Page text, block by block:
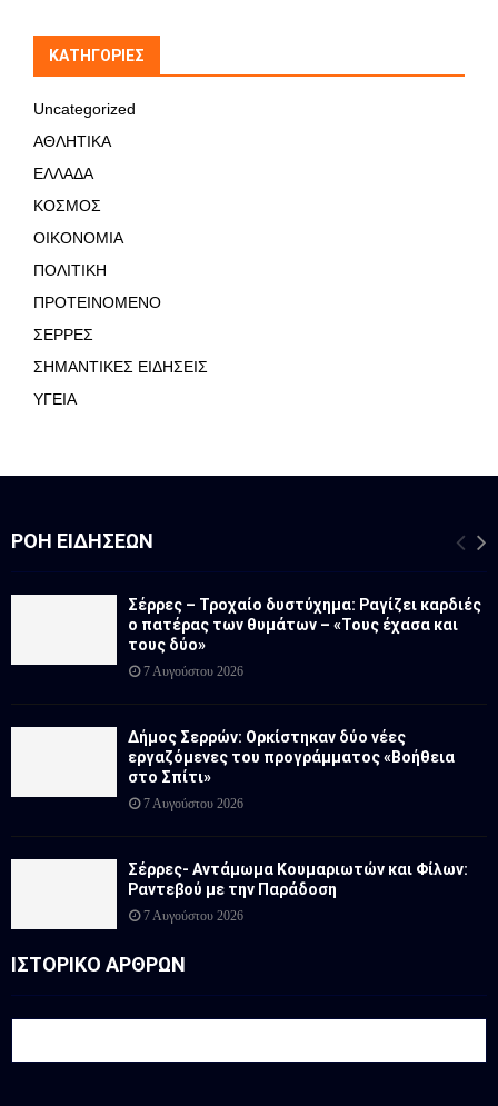
KΑΤΗΓΟΡΊΕΣ
Uncategorized
ΑΘΛΗΤΙΚΑ
ΕΛΛΑΔΑ
ΚΟΣΜΟΣ
ΟΙΚΟΝΟΜΙΑ
ΠΟΛΙΤΙΚΗ
ΠΡΟΤΕΙΝΟΜΕΝΟ
ΣΕΡΡΕΣ
ΣΗΜΑΝΤΙΚΕΣ ΕΙΔΗΣΕΙΣ
ΥΓΕΙΑ
ΡΟΉ ΕΙΔΉΣΕΩΝ
Σέρρες – Τροχαίο δυστύχημα: Ραγίζει καρδιές
ο πατέρας των θυμάτων – «Τους έχασα και
τους δύο»
7 Αυγούστου 2026
Δήμος Σερρών: Ορκίστηκαν δύο νέες
εργαζόμενες του προγράμματος «Βοήθεια
στο Σπίτι»
7 Αυγούστου 2026
Σέρρες- Αντάμωμα Κουμαριωτών και Φίλων:
Ραντεβού με την Παράδοση
7 Αυγούστου 2026
ΙΣΤΟΡΙΚΟ ΑΡΘΡΩΝ